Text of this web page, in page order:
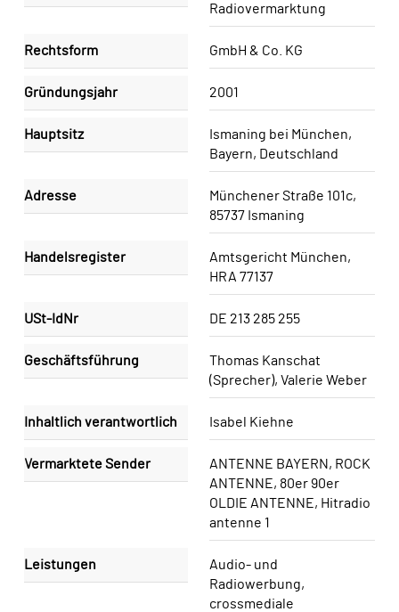
Radiovermarktung
Rechtsform GmbH & Co. KG
Gründungsjahr 2001
Hauptsitz
Ismaning bei München,
Bayern, Deutschland
Adresse
Münchener Straße 101c,
85737 Ismaning
Handelsregister
Amtsgericht München,
HRA 77137
USt-IdNr DE 213 285 255
Geschäftsführung
Thomas Kanschat
(Sprecher), Valerie Weber
Inhaltlich verantwortlich Isabel Kiehne
Vermarktete Sender
ANTENNE BAYERN, ROCK
ANTENNE, 80er 90er
OLDIE ANTENNE, Hitradio
antenne 1
Leistungen
Audio- und
Radiowerbung,
crossmediale